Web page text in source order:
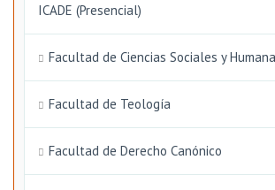
ICADE (Presencial)
Facultad de Ciencias Sociales y
Facultad de Teología
Facultad de Derecho Canónico